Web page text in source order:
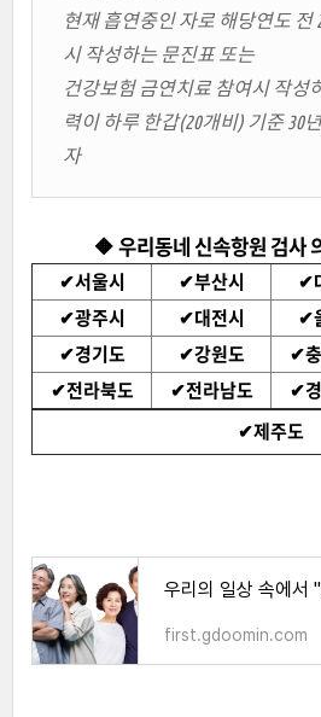
현재 흡연중인 자로 해당연도 전
시 작성하는 문진표 또는
건강보험 금연치료 참여시 작성
력이 하루 한갑(20개비) 기준 30
자
🔶 우리동네 신속항원 검사
✔서울시 ✔부산시 ✔
✔광주시 ✔대전시 ✔
✔경기도 ✔강원도 ✔
✔전라북도 ✔전라남도 ✔
✔제주도
first.gdoomin.com